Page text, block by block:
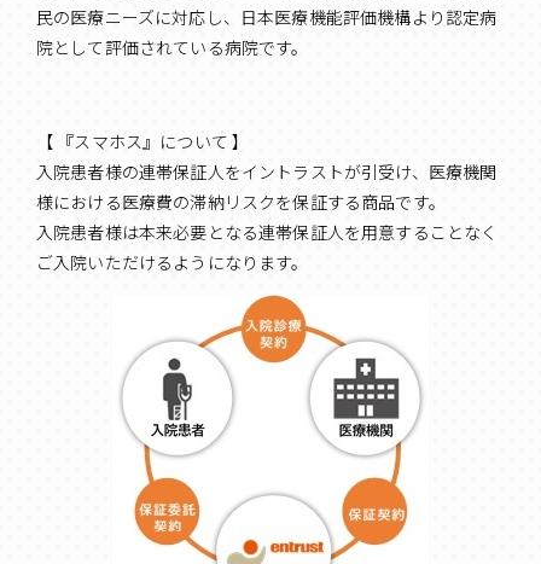
民の医療ニーズに対応し、日本医療機能評価機構より認定病
院として評価されている病院です。
【 『スマホス』について 】
入院患者様の連帯保証人をイントラストが引受け、医療機関
様における医療費の滞納リスクを保証する商品です。
入院患者様は本来必要となる連帯保証人を用意することなく
ご入院いただけるようになります。